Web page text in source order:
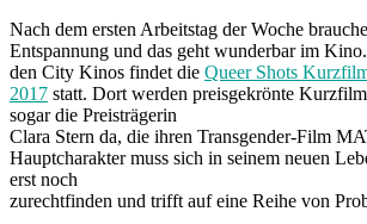
Nach dem ersten Arbeitstag der Woche
Entspannung und das geht wunderbar im Kino.
den City Kinos findet die Queer Shots
2017 statt. Dort werden preisgekrönte
sogar die Preisträgerin
Clara Stern da, die ihren Transgender-Film
Hauptcharakter muss sich in seinem neuen
erst noch
zurechtfinden und trifft auf eine Reihe von